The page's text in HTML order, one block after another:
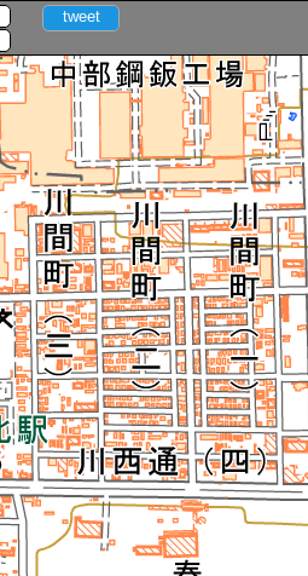
tweet